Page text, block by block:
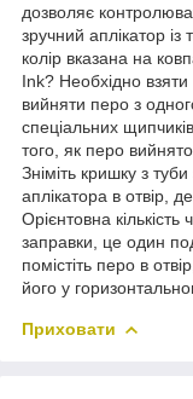
дозволяє
зручний аплікатор
колір вказана на
Ink? Необхідно
вийняти перо з
спеціальних
того, як перо
Зніміть кришку з
аплікатора в отвір,
Орієнтовна
заправки, це один
помістіть перо в
його у
Приховати